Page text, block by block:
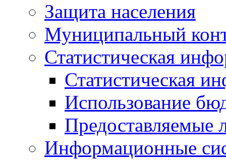
Защита населения
Муниципальный
Статистическая
Статистическая
Использование
Предоставляемые
Информационные